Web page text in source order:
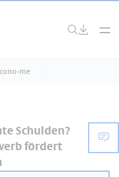
me
Schulden?
fördert